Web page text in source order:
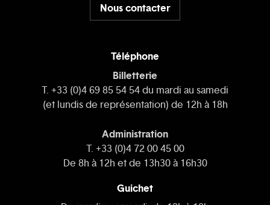
Nous contacter
Téléphone
Billetterie
T. +33 (0)4 69 85 54 54 du mardi au samedi
(et lundis de représentation) de 12h à 18h
Administration
T. +33 (0)4 72 00 45 00
De 8h à 12h et de 13h30 à 16h30
Guichet